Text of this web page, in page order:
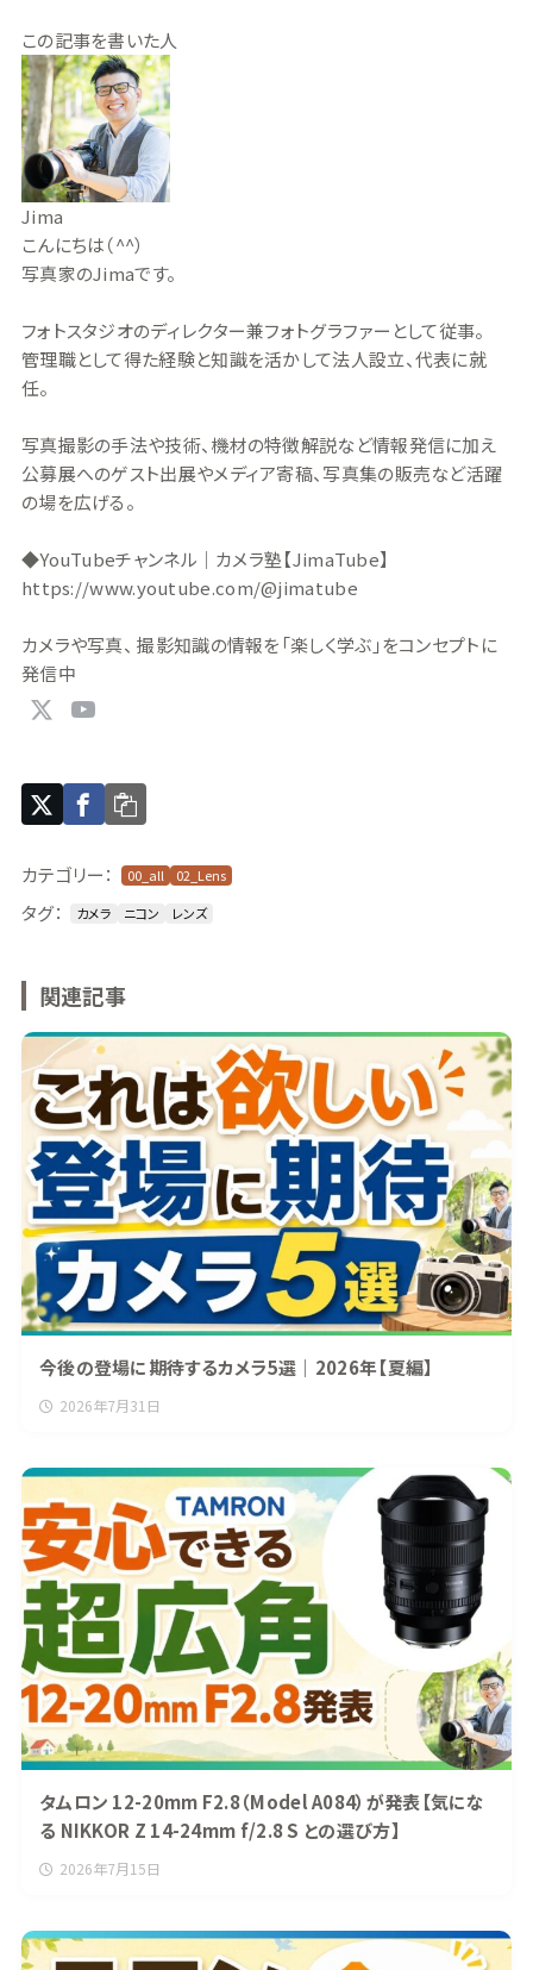
この記事を書いた人
Jima
こんにちは（^^）
写真家のJimaです。
フォトスタジオのディレクター兼フォトグラファーとして従事。
管理職として得た経験と知識を活かして法人設立、代表に就
任。
写真撮影の手法や技術、機材の特徴解説など情報発信に加え
公募展へのゲスト出展やメディア寄稿、写真集の販売など活躍
の場を広げる。
◆YouTubeチャンネル｜カメラ塾【JimaTube】
https://www.youtube.com/@jimatube
カメラや写真、 撮影知識の情報を「楽しく学ぶ」をコンセプトに
発信中
カテゴリー： 00_all 02_Lens
タグ： カメラ ニコン レンズ
関連記事
今後の登場に期待するカメラ5選｜2026年【夏編】
2026年7月31日
タムロン 12-20mm F2.8（Model A084）が発表【気にな
る NIKKOR Z 14-24mm f/2.8 S との選び方】
2026年7月15日